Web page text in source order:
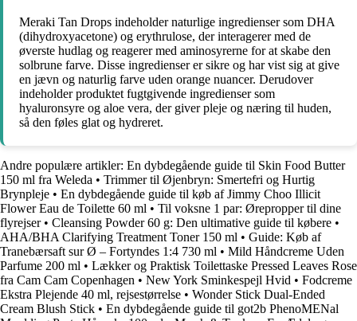
Meraki Tan Drops indeholder naturlige ingredienser som DHA
(dihydroxyacetone) og erythrulose, der interagerer med de
øverste hudlag og reagerer med aminosyrerne for at skabe den
solbrune farve. Disse ingredienser er sikre og har vist sig at give
en jævn og naturlig farve uden orange nuancer. Derudover
indeholder produktet fugtgivende ingredienser som
hyaluronsyre og aloe vera, der giver pleje og næring til huden,
så den føles glat og hydreret.
Andre populære artikler: En dybdegående guide til Skin Food Butter
150 ml fra Weleda • Trimmer til Øjenbryn: Smertefri og Hurtig
Brynpleje • En dybdegående guide til køb af Jimmy Choo Illicit
Flower Eau de Toilette 60 ml • Til voksne 1 par: Ørepropper til dine
flyrejser• Cleansing Powder 60 g: Den ultimative guide til købere •
AHA/BHA Clarifying Treatment Toner 150 ml • Guide: Køb af
Tranebærsaft sur Ø – Fortyndes 1:4 730 ml • Mild Håndcreme Uden
Parfume 200 ml • Lækker og Praktisk Toilettaske Pressed Leaves Rose
fra Cam Cam Copenhagen • New York Sminkespejl Hvid • Fodcreme
Ekstra Plejende 40 ml, rejsestørrelse • Wonder Stick Dual-Ended
Cream Blush Stick • En dybdegående guide til got2b PhenoMENal